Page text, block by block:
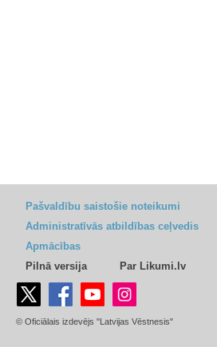
Pašvaldību saistošie noteikumi
Administratīvās atbildības ceļvedis
Apmācības
Pilnā versija
Par Likumi.lv
© Oficiālais izdevējs "Latvijas Vēstnesis"